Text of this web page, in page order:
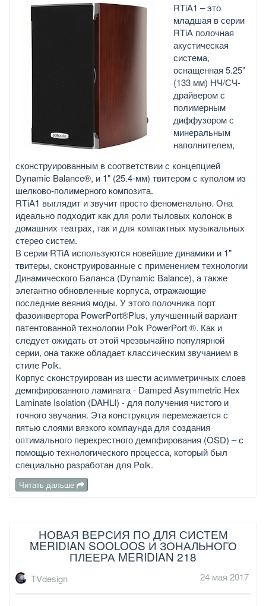
RTiA1 – это
младшая в серии
RTiA полочная
акустическая
система,
оснащенная 5.25"
(133 мм) НЧ/СЧ-
драйвером с
полимерным
диффузором с
минеральным
наполнителем,
сконструированным в соответствии с концепцией
Dynamic Balance®, и 1" (25.4-мм) твитером с куполом из
шелково-полимерного композита.
RTiA1 выглядит и звучит просто феноменально. Она
идеально подходит как для роли тыловых колонок в
домашних театрах, так и для компактных музыкальных
стерео систем.
В серии RTiA используются новейшие динамики и 1"
твитеры, сконструированные с применением технологии
Динамического Баланса (Dynamic Balance), а также
элегантно обновленные корпуса, отражающие
последние веяния моды. У этого полочника порт
фазоинвертора PowerPort®Plus, улучшенный вариант
патентованной технологии Polk PowerPort ®. Как и
следует ожидать от этой чрезвычайно популярной
серии, она также обладает классическим звучанием в
стиле Polk.
Корпус сконструирован из шести асимметричных слоев
демпфированного ламината - Damped Asymmetric Hex
Laminate Isolation (DAHLI) - для получения чистого и
точного звучания. Эта конструкция перемежается с
пятью слоями вязкого компаунда для создания
оптимального перекрестного демпфирования (OSD) – с
помощью технологического процесса, который был
специально разработан для Polk.
Читать дальше
НОВАЯ ВЕРСИЯ ПО ДЛЯ СИСТЕМ
MERIDIAN SOOLOOS И ЗОНАЛЬНОГО
ПЛЕЕРА MERIDIAN 218
TVdesign 24 мая 2017